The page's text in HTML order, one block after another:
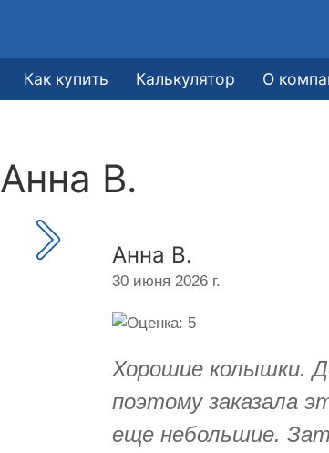
Как купить Калькулятор О
Анна В.
Анна В.
30 июня 2026 г.
Хорошие колышки.
поэтому заказала
еще небольшие.